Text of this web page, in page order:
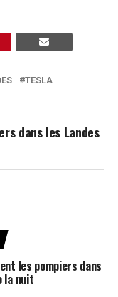
TESLA
dans les Landes
les pompiers dans
la nuit